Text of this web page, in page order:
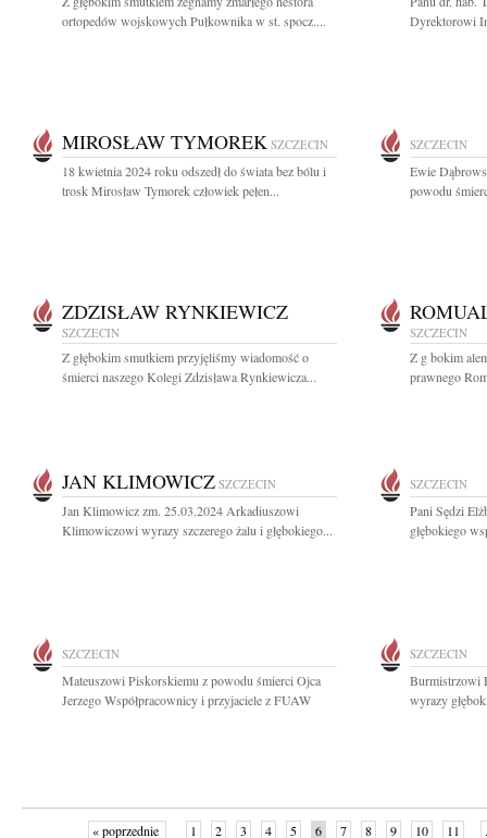
ortopedów wojskowych Pułkownika w st. spocz....
Dyrektorowi
MIROSŁAW TYMOREK SZCZECIN
18 kwietnia 2024 roku odszedł do świata bez bólu i
trosk Mirosław Tymorek człowiek pełen...
SZCZECIN
Ewie
powodu
ZDZISŁAW RYNKIEWICZ
SZCZECIN
Z głębokim smutkiem przyjęliśmy wiadomość o
śmierci naszego Kolegi Zdzisława Rynkiewicza...
SZCZECIN
Z g bokim
prawnego
JAN KLIMOWICZ SZCZECIN
Jan Klimowicz zm. 25.03.2024 Arkadiuszowi
Klimowiczowi wyrazy szczerego żalu i głębokiego...
SZCZECIN
Pani Sędzi
głębokiego
SZCZECIN
Mateuszowi Piskorskiemu z powodu śmierci Ojca
Jerzego Współpracownicy i przyjaciele z FUAW
SZCZECIN
Burmistrzowi
wyrazy
« poprzednie 1 2 3 4 5 6 7 8 9 10 11